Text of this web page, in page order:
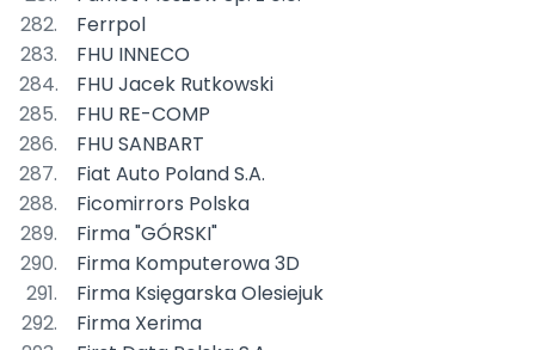
Ferrpol
FHU INNECO
FHU Jacek Rutkowski
FHU RE-COMP
FHU SANBART
Fiat Auto Poland S.A.
Ficomirrors Polska
Firma "GÓRSKI"
Firma Komputerowa 3D
Firma Księgarska Olesiejuk
Firma Xerima